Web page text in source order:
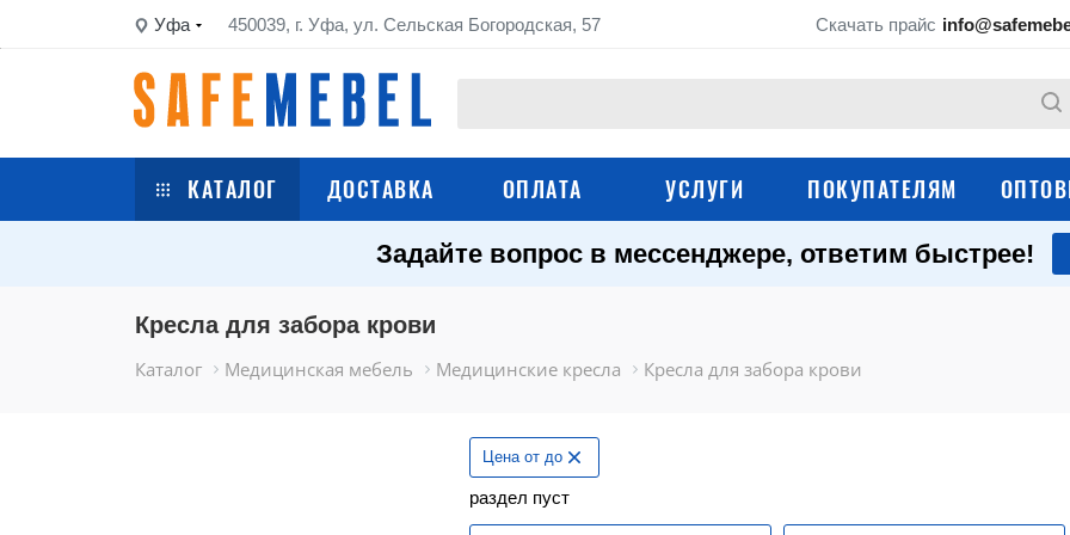
Уфа 450039, г. Уфа, ул. Сельская Богородская, 57 Скачать прайс
КАТАЛОГ
Шкафы металлические
Стеллажи металлические
Медицинские шкафы
Мебель для
Медицинские тумбы
ДОСТАВКА ОПЛАТА УСЛУГИ ПОКУПАТЕЛЯМ
Задайте вопрос в мессенджере, ответим быстрее!
Кресла для забора крови
Каталог Медицинская мебель Медицинские кресла Кресла для забора крови
Цена от до
раздел пуст